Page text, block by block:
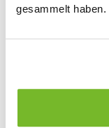
gesammelt haben.
gespeichert.
die